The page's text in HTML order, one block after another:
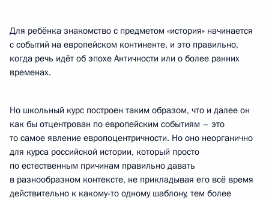
Для ребёнка знакомство с предметом «история» начинается
с событий на европейском континенте, и это правильно,
когда речь идёт об эпохе Античности или о более ранних
временах.
Но школьный курс построен таким образом, что и далее он
как бы отцентрован по европейским событиям – это
то самое явление европоцентричности. Но оно неорганично
для курса российской истории, который просто
по естественным причинам правильно давать
в разнообразном контексте, не прикладывая его всё время
действительно к какому-то одному шаблону, тем более